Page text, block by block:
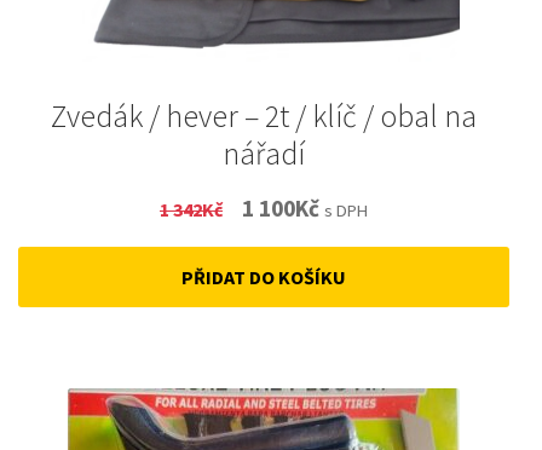
Zvedák / hever – 2t / klíč / obal na
nářadí
1 342Kč
Original
price
was:
1 100KčCurrent
price
is:
s DPH
PŘIDAT DO KOŠÍKU